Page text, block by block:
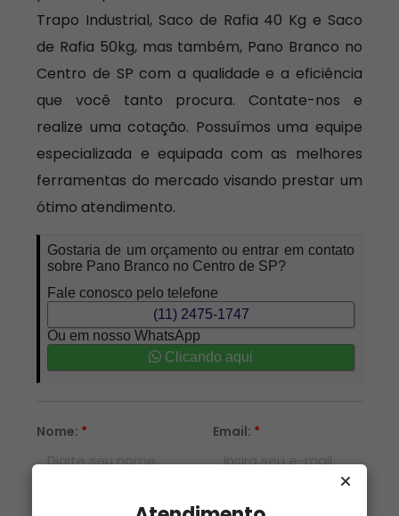
Trapo Industrial, Saco de Rafia 40 Kg e Saco
de Rafia 50kg, mas também, Pano Branco no
Centro de SP com a qualidade e a eficiência
que você tanto procura. Contate-nos e
realize uma cotação. Possuímos uma equipe
especializada e equipada com as melhores
ferramentas do mercado visando prestar um
ótimo atendimento.
Gostaria de um orçamento ou entrar em contato
sobre Pano Branco no Centro de SP?
Fale conosco pelo telefone
(11) 2475-1747
Ou em nosso WhatsApp
Clicando aqui
Nome: * Email: *